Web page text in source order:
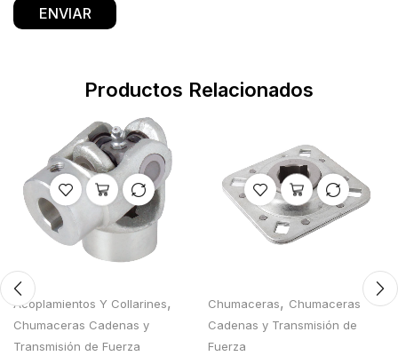
Productos Relacionados
Acoplamientos Y Collarines,
Chumaceras Cadenas y
Transmisión de Fuerza
Chumaceras, Chumaceras
Cadenas y Transmisión de
Fuerza